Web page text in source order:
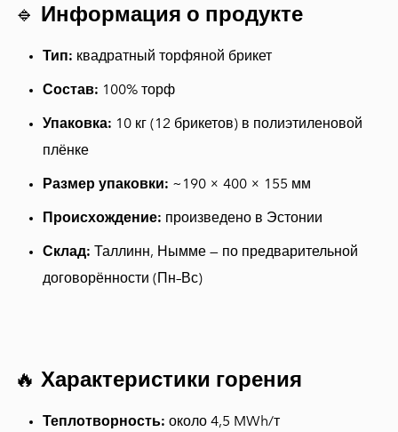
🔹 Информация о продукте
Тип: квадратный торфяной брикет
Состав: 100% торф
Упаковка: 10 кг (12 брикетов) в полиэтиленовой
плёнке
Размер упаковки: ~190 × 400 × 155 мм
Происхождение: произведено в Эстонии
Склад: Таллинн, Нымме — по предварительной
договорённости (Пн–Вс)
🔥 Характеристики горения
Теплотворность: около 4,5 MWh/т